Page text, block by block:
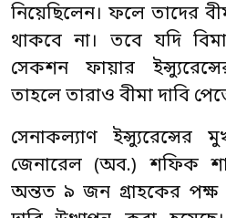
নিয়েছিলেন। ফলে তাদের
থাকবে না। তবে যদি
সেকশন ফায়ার
তাহলে তারাও বীমা দাবি
সেনাকল্যাণ ইন্স্যুরেন্সের
জেনারেল (অব.) শফিক
অন্তত ৯ জন গ্রাহকের পক্ষ